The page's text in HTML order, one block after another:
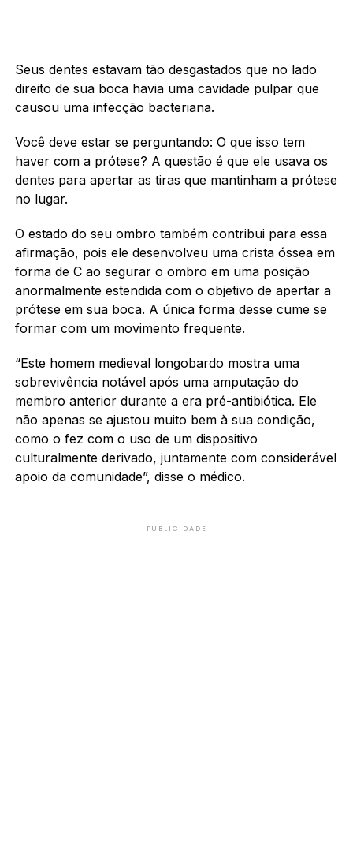
Seus dentes estavam tão desgastados que no lado
direito de sua boca havia uma cavidade pulpar que
causou uma infecção bacteriana.
Você deve estar se perguntando: O que isso tem
haver com a prótese? A questão é que ele usava os
dentes para apertar as tiras que mantinham a prótese
no lugar.
O estado do seu ombro também contribui para essa
afirmação, pois ele desenvolveu uma crista óssea em
forma de C ao segurar o ombro em uma posição
anormalmente estendida com o objetivo de apertar a
prótese em sua boca. A única forma desse cume se
formar com um movimento frequente.
“Este homem medieval longobardo mostra uma
sobrevivência notável após uma amputação do
membro anterior durante a era pré-antibiótica. Ele
não apenas se ajustou muito bem à sua condição,
como o fez com o uso de um dispositivo
culturalmente derivado, juntamente com considerável
apoio da comunidade”, disse o médico.
PUBLICIDADE